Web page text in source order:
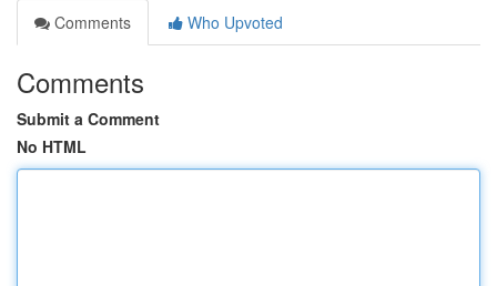
Comments
Who Upvoted
Comments
Submit a Comment
No HTML